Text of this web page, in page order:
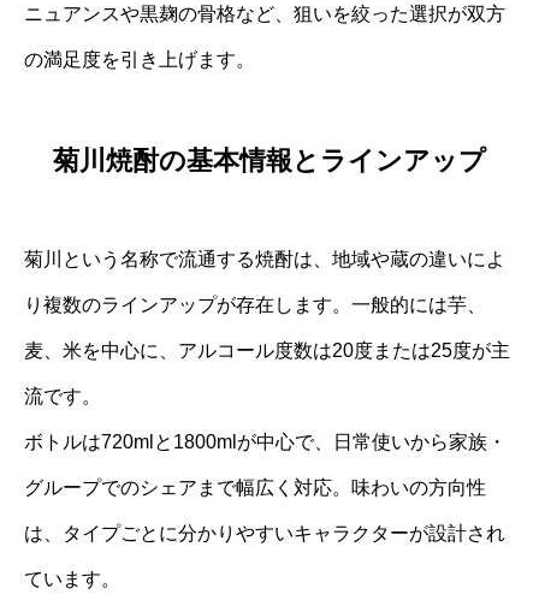
ニュアンスや黒麹の骨格など、狙いを絞った選択が双方
の満足度を引き上げます。
菊川焼酎の基本情報とラインアップ
菊川という名称で流通する焼酎は、地域や蔵の違いによ
り複数のラインアップが存在します。一般的には芋、
麦、米を中心に、アルコール度数は20度または25度が主
流です。
ボトルは720mlと1800mlが中心で、日常使いから家族・
グループでのシェアまで幅広く対応。味わいの方向性
は、タイプごとに分かりやすいキャラクターが設計され
ています。